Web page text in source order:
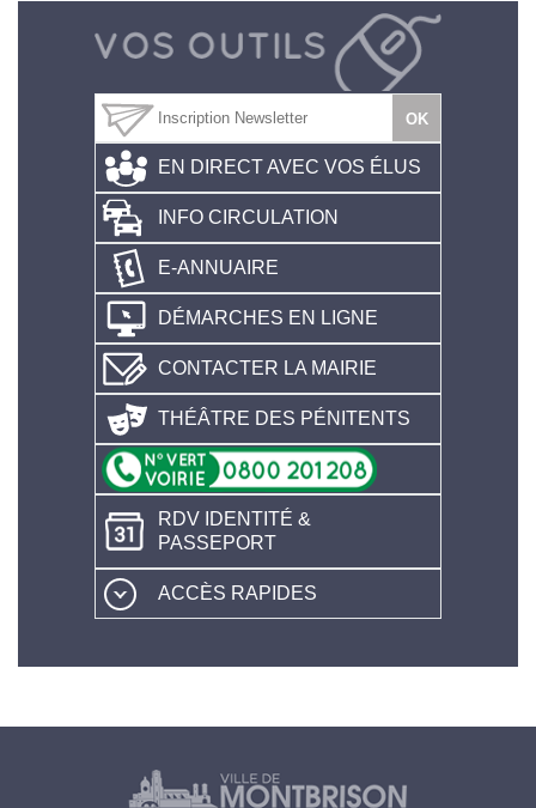
EN DIRECT AVEC VOS ÉLUS
INFO CIRCULATION
E-ANNUAIRE
DÉMARCHES EN LIGNE
CONTACTER LA MAIRIE
THÉÂTRE DES PÉNITENTS
RDV IDENTITÉ &
PASSEPORT
ACCÈS RAPIDES